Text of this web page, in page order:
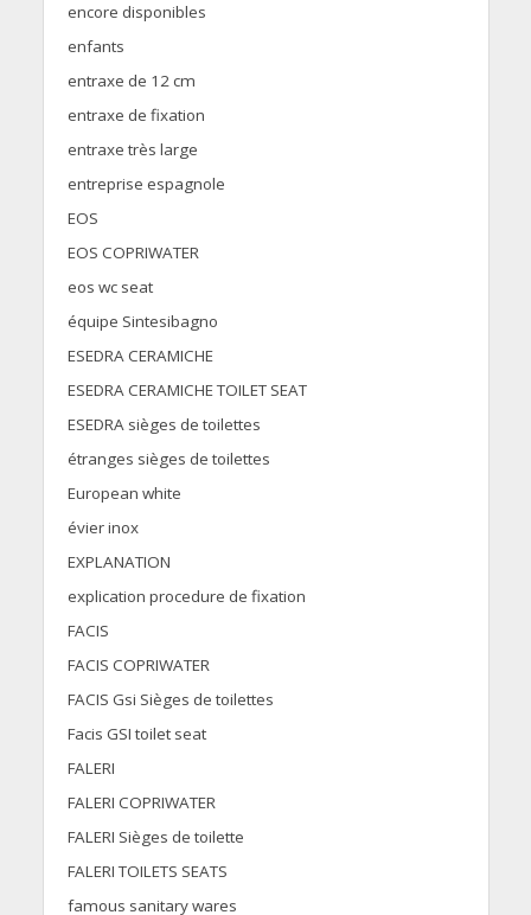
encore disponibles
enfants
entraxe de 12 cm
entraxe de fixation
entraxe très large
entreprise espagnole
EOS
EOS COPRIWATER
eos wc seat
équipe Sintesibagno
ESEDRA CERAMICHE
ESEDRA CERAMICHE TOILET SEAT
ESEDRA sièges de toilettes
étranges sièges de toilettes
European white
évier inox
EXPLANATION
explication procedure de fixation
FACIS
FACIS COPRIWATER
FACIS Gsi Sièges de toilettes
Facis GSI toilet seat
FALERI
FALERI COPRIWATER
FALERI Sièges de toilette
FALERI TOILETS SEATS
famous sanitary wares